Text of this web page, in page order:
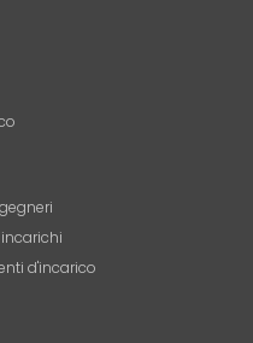
d'incarico